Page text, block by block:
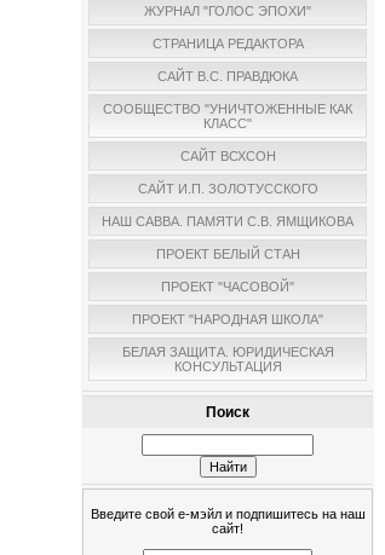
ЖУРНАЛ "ГОЛОС ЭПОХИ"
СТРАНИЦА РЕДАКТОРА
САЙТ В.С. ПРАВДЮКА
СООБЩЕСТВО "УНИЧТОЖЕННЫЕ КАК
КЛАСС"
САЙТ ВСХСОН
САЙТ И.П. ЗОЛОТУССКОГО
НАШ САВВА. ПАМЯТИ С.В. ЯМЩИКОВА
ПРОЕКТ БЕЛЫЙ СТАН
ПРОЕКТ "ЧАСОВОЙ"
ПРОЕКТ "НАРОДНАЯ ШКОЛА"
БЕЛАЯ ЗАЩИТА. ЮРИДИЧЕСКАЯ
КОНСУЛЬТАЦИЯ
Поиск
Введите свой е-мэйл и подпишитесь на наш
сайт!